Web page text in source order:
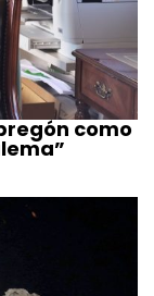
como